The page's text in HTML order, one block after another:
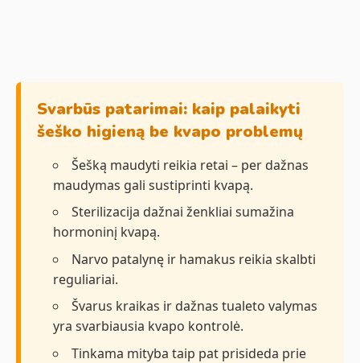
Svarbūs patarimai: kaip palaikyti
šeško higieną be kvapo problemų
Šešką maudyti reikia retai – per dažnas
maudymas gali sustiprinti kvapą.
Sterilizacija dažnai ženkliai sumažina
hormoninį kvapą.
Narvo patalynę ir hamakus reikia skalbti
reguliariai.
Švarus kraikas ir dažnas tualeto valymas
yra svarbiausia kvapo kontrolė.
Tinkama mityba taip pat prisideda prie